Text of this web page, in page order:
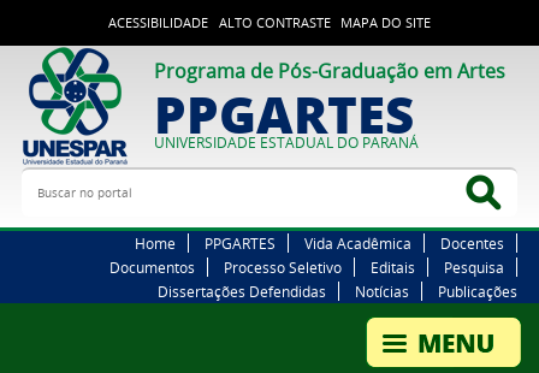
ACESSIBILIDADE ALTO CONTRASTE MAPA DO SITE
Programa de Pós-Graduação em Artes
PPGARTES
UNIVERSIDADE ESTADUAL DO PARANÁ
Buscar no portal
Home PPGARTES Vida Acadêmica
Docentes
Documentos
Processo Seletivo Editais
Pesquisa
Dissertações Defendidas
Notícias Publicações